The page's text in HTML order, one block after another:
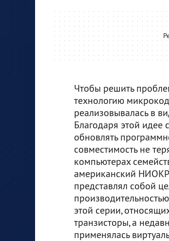
Чтобы решить
технологию
реализовывалась в
Благодаря этой идее
обновлять
совместимость не
компьютерах
американский НИОКР
представлял собой
этой серии,
транзисторы, а
применялась